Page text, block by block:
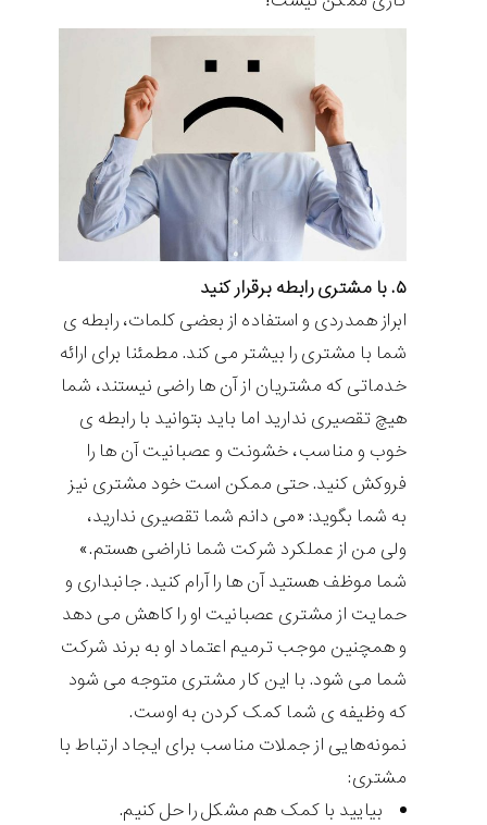
۵. با مشتری رابطه برقرار کنید
ابراز همدردی و استفاده از بعضی کلمات، رابطه ی
شما با مشتری را بیشتر می کند. مطمئنا برای ارائه
خدماتی که مشتریان از آن ها راضی نیستند، شما
هیچ تقصیری ندارید اما باید بتوانید با رابطه ی
خوب و مناسب، خشونت و عصبانیت آن ها را
فروکش کنید. حتی ممکن است خود مشتری نیز
به شما بگوید: «می دانم شما تقصیری ندارید،
ولی من از عملکرد شرکت شما ناراضی هستم.»
شما موظف هستید آن ها را آرام کنید. جانبداری و
حمایت از مشتری عصبانیت او را کاهش می دهد
و همچنین موجب ترمیم اعتماد او به برند شرکت
شما می شود. با این کار مشتری متوجه می شود
که وظیفه ی شما کمک کردن به اوست.
نمونه‌هایی از جملات مناسب برای ایجاد ارتباط با
مشتری:
بیایید با کمک هم مشکل را حل کنیم.